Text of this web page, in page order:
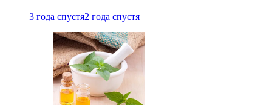
3 года спустя2 года спустя